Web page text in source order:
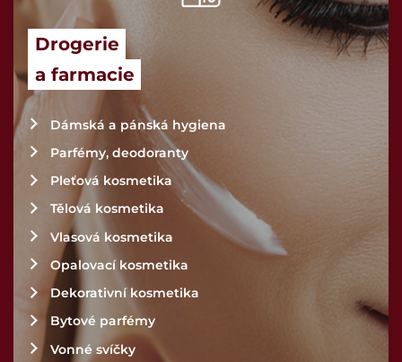
Drogerie
a farmacie
Dámská a pánská hygiena
Parfémy, deodoranty
Pleťová kosmetika
Tělová kosmetika
Vlasová kosmetika
Opalovací kosmetika
Dekorativní kosmetika
Bytové parfémy
Vonné svíčky